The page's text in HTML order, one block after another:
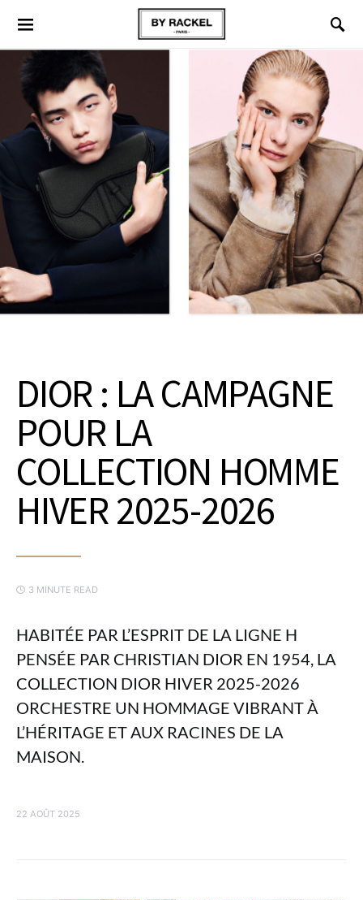
DIOR : LA CAMPAGNE
POUR LA
COLLECTION HOMME
HIVER 2025-2026
3 MINUTE READ
HABITÉE PAR L’ESPRIT DE LA LIGNE H
PENSÉE PAR CHRISTIAN DIOR EN 1954, LA
COLLECTION DIOR HIVER 2025-2026
ORCHESTRE UN HOMMAGE VIBRANT À
L’HÉRITAGE ET AUX RACINES DE LA
MAISON.
22 AOÛT 2025